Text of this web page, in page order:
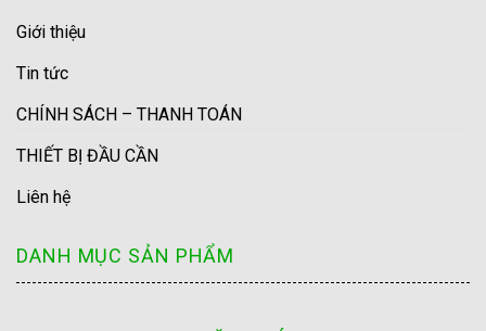
Giới thiệu
Tin tức
CHÍNH SÁCH – THANH TOÁN
THIẾT BỊ ĐẦU CẦN
Liên hệ
DANH MỤC SẢN PHẨM